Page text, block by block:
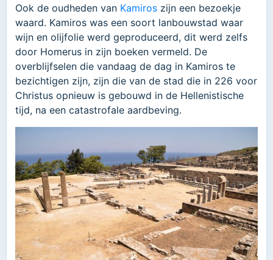
Ook de oudheden van Kamiros zijn een bezoekje
waard. Kamiros was een soort lanbouwstad waar
wijn en olijfolie werd geproduceerd, dit werd zelfs
door Homerus in zijn boeken vermeld. De
overblijfselen die vandaag de dag in Kamiros te
bezichtigen zijn, zijn die van de stad die in 226 voor
Christus opnieuw is gebouwd in de Hellenistische
tijd, na een catastrofale aardbeving.